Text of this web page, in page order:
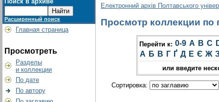
Расширенный поиск
Главная страница
Просмотреть
Разделы
и коллекции
По дате
По автору
Електронний архів Полтавського
Просмотр коллекции по
Перейти к: 0-9 A B C
А Б В Г Ґ Д Е Є Ж
или введите
Сортировка: